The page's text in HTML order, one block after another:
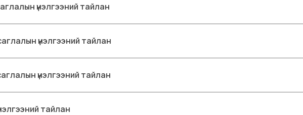
үнэлгээний тайлан
үнэлгээний тайлан
үнэлгээний тайлан
тайлан